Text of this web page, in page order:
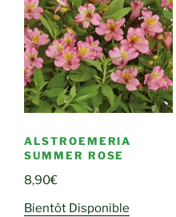
ALSTROEMERIA
SUMMER ROSE
8,90€
Bientôt Disponible